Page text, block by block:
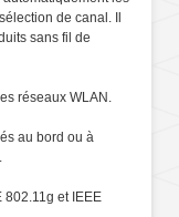
de canal. Il
sans fil de
réseaux WLAN.
au bord ou à
802.11g et IEEE